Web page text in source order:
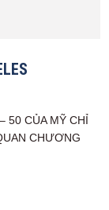
50 CỦA MỸ CHỈ
CHƯƠNG